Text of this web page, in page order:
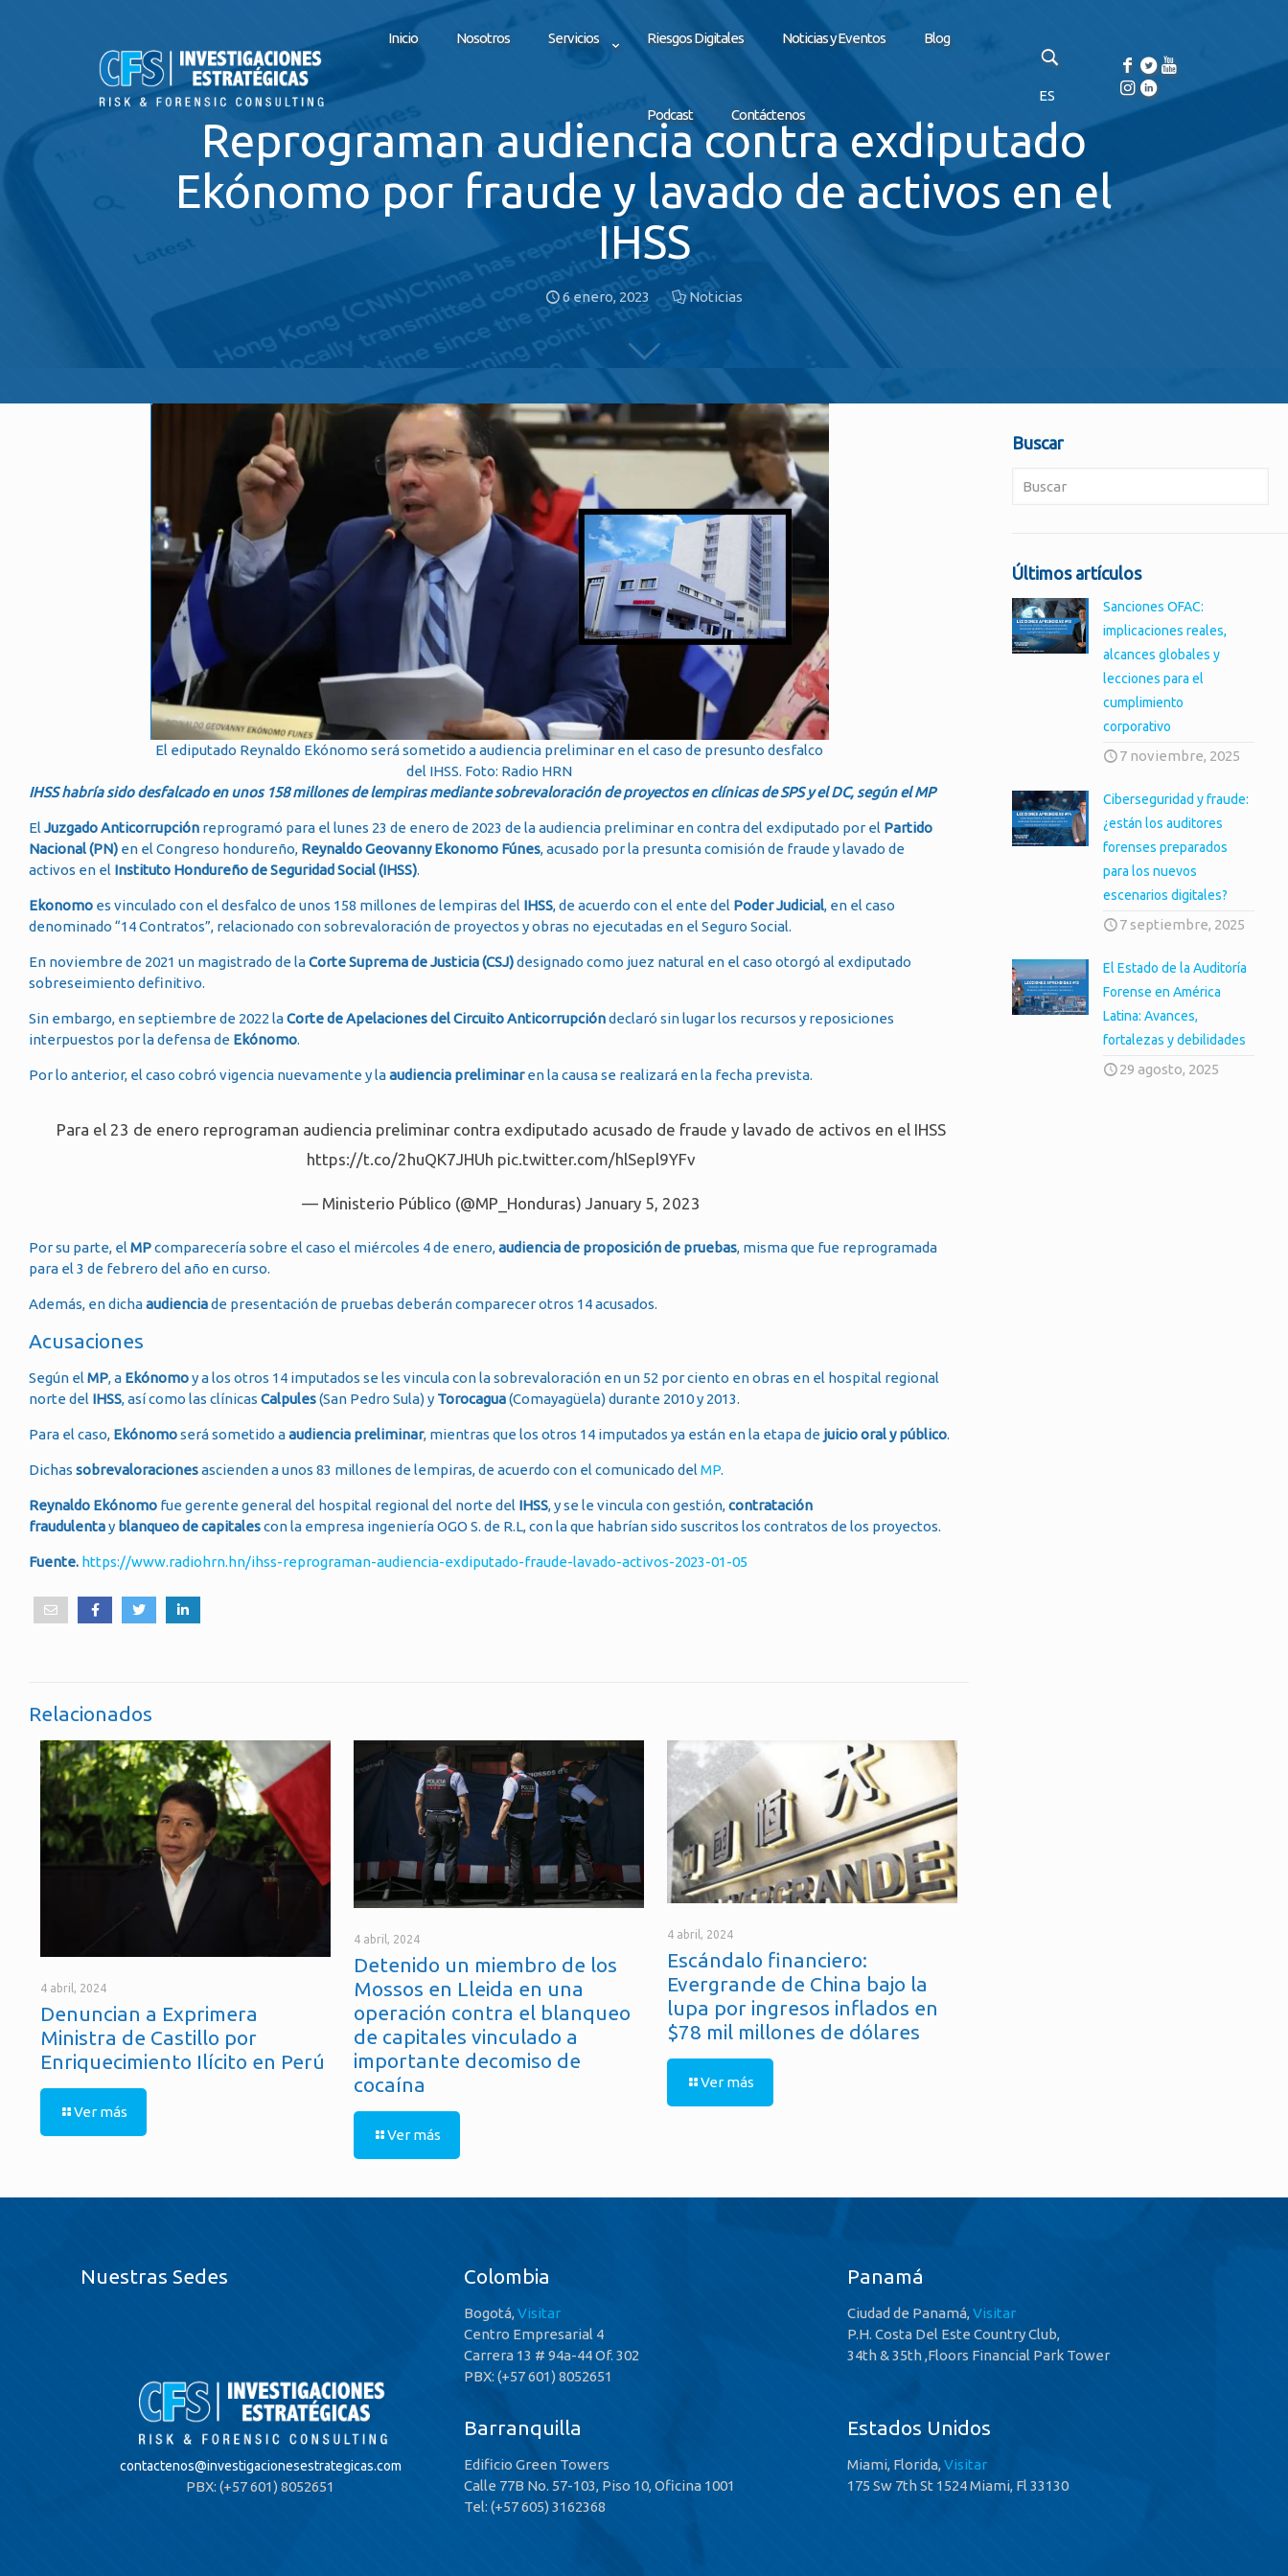
Inicio Nosotros Servicios Riesgos Digitales Noticias y Eventos Blog
Podcast Contáctenos
ES
Reprograman audiencia contra exdiputado
Ekónomo por fraude y lavado de activos en el
IHSS
6 enero, 2023 Noticias
El ediputado Reynaldo Ekónomo será sometido a audiencia preliminar en el caso de presunto desfalco
del IHSS. Foto: Radio HRN
IHSS habría sido desfalcado en unos 158 millones de lempiras mediante sobrevaloración de proyectos en clínicas de SPS y el DC, según el MP
El Juzgado Anticorrupción reprogramó para el lunes 23 de enero de 2023 de la audiencia preliminar en contra del exdiputado por el Partido
Nacional (PN) en el Congreso hondureño, Reynaldo Geovanny Ekonomo Fúnes, acusado por la presunta comisión de fraude y lavado de
activos en el Instituto Hondureño de Seguridad Social (IHSS).
Ekonomo es vinculado con el desfalco de unos 158 millones de lempiras del IHSS, de acuerdo con el ente del Poder Judicial, en el caso
denominado “14 Contratos”, relacionado con sobrevaloración de proyectos y obras no ejecutadas en el Seguro Social.
En noviembre de 2021 un magistrado de laCorte Suprema de Justicia (CSJ)designado como juez natural en el caso otorgó al exdiputado
sobreseimiento definitivo.
Sin embargo, en septiembre de 2022 laCorte de Apelaciones del Circuito Anticorrupcióndeclaró sin lugar los recursos y reposiciones
interpuestos por la defensa de Ekónomo.
Por lo anterior, el caso cobró vigencia nuevamente y laaudiencia preliminaren la causa se realizará en la fecha prevista.
Para el 23 de enero reprograman audiencia preliminar contra exdiputado acusado de fraude y lavado de activos en el IHSS
https://t.co/2huQK7JHUh pic.twitter.com/hlSepl9YFv
— Ministerio Público (@MP_Honduras)January 5, 2023
Por su parte, el MPcomparecería sobre el caso el miércoles 4 de enero,audiencia de proposición de pruebas, misma que fue reprogramada
para el 3 de febrero del año en curso.
Además, en dichaaudienciade presentación de pruebas deberán comparecer otros 14 acusados.
Acusaciones
Según el MP, a Ekónomoy a los otros 14 imputados se les vincula con la sobrevaloración en un 52 por ciento en obras en el hospital regional
norte del IHSS, así como las clínicas Calpules(San Pedro Sula) y Torocagua(Comayagüela) durante 2010 y 2013.
Para el caso, Ekónomoserá sometido aaudiencia preliminar, mientras que los otros 14 imputados ya están en la etapa de juicio oral y público.
Dichas sobrevaloracionesascienden a unos 83 millones de lempiras, de acuerdo con el comunicado del MP.
Reynaldo Ekónomo fue gerente general del hospital regional del norte del IHSS, y se le vincula con gestión,contratación
fraudulentay blanqueo de capitalescon la empresa ingeniería OGO S. de R.L, con la que habrían sido suscritos los contratos de los proyectos.
Fuente. https://www.radiohrn.hn/ihss-reprograman-audiencia-exdiputado-fraude-lavado-activos-2023-01-05
Relacionados
4 abril, 2024
Denuncian a Exprimera
Ministra de Castillo por
Enriquecimiento Ilícito en Perú
Ver más
4 abril, 2024
Detenido un miembro de los
Mossos en Lleida en una
operación contra el blanqueo
de capitales vinculado a
importante decomiso de
cocaína
Ver más
4 abril, 2024
Escándalo financiero:
Evergrande de China bajo la
lupa por ingresos inflados en
$78 mil millones de dólares
Ver más
Buscar
Últimos artículos
Sanciones OFAC:
implicaciones reales,
alcances globales y
lecciones para el
cumplimiento
corporativo
7 noviembre, 2025
Ciberseguridad y fraude:
¿están los auditores
forenses preparados
para los nuevos
escenarios digitales?
7 septiembre, 2025
El Estado de la Auditoría
Forense en América
Latina: Avances,
fortalezas y debilidades
29 agosto, 2025
Nuestras Sedes
contactenos@investigacionesestrategicas.com
PBX: (+57 601) 8052651
Colombia
Bogotá,Visitar
Centro Empresarial 4
Carrera 13 # 94a-44 Of. 302
PBX: (+57 601) 8052651
Barranquilla
Edificio Green Towers
Calle 77B No. 57-103, Piso 10, Oficina 1001
Tel: (+57 605) 3162368
Panamá
Ciudad de Panamá,Visitar
P.H. Costa Del Este Country Club,
34th & 35th ,Floors Financial Park Tower
Estados Unidos
Miami, Florida,Visitar
175 Sw 7th St 1524 Miami, Fl 33130